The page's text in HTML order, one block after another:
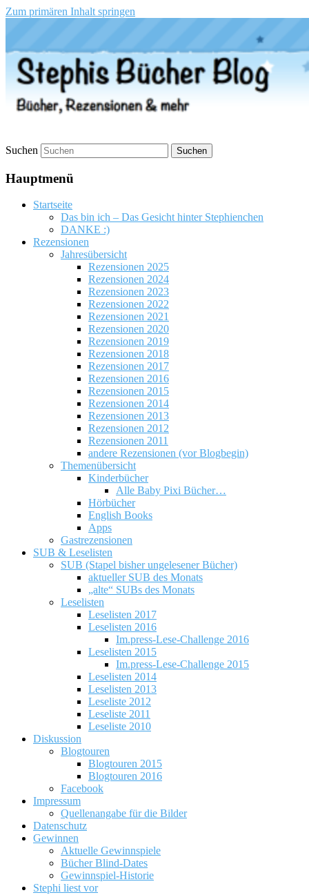
Zum primären Inhalt springen
Stephis Bücher Blog
Suchen
Hauptmenü
Startseite
Das bin ich – Das Gesicht hinter Stephienchen
DANKE :)
Rezensionen
Jahresübersicht
Rezensionen 2025
Rezensionen 2024
Rezensionen 2023
Rezensionen 2022
Rezensionen 2021
Rezensionen 2020
Rezensionen 2019
Rezensionen 2018
Rezensionen 2017
Rezensionen 2016
Rezensionen 2015
Rezensionen 2014
Rezensionen 2013
Rezensionen 2012
Rezensionen 2011
andere Rezensionen (vor Blogbegin)
Themenübersicht
Kinderbücher
Alle Baby Pixi Bücher…
Hörbücher
English Books
Apps
Gastrezensionen
SUB & Leselisten
SUB (Stapel bisher ungelesener Bücher)
aktueller SUB des Monats
„alte“ SUBs des Monats
Leselisten
Leselisten 2017
Leselisten 2016
Im.press-Lese-Challenge 2016
Leselisten 2015
Im.press-Lese-Challenge 2015
Leselisten 2014
Leselisten 2013
Leseliste 2012
Leseliste 2011
Leseliste 2010
Diskussion
Blogtouren
Blogtouren 2015
Blogtouren 2016
Facebook
Impressum
Quellenangabe für die Bilder
Datenschutz
Gewinnen
Aktuelle Gewinnspiele
Bücher Blind-Dates
Gewinnspiel-Historie
Stephi liest vor